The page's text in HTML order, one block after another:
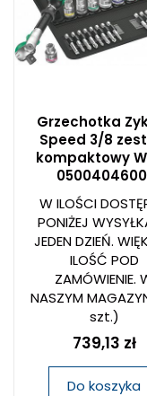
Grzechotka
Speed 3/8
kompaktowy
W ILOŚCI
PONIŻEJ
JEDEN DZIEŃ.
ILOŚĆ POD
ZAMÓWIENIE.
NASZYM
szt.)
739,13 zł
Do koszyka